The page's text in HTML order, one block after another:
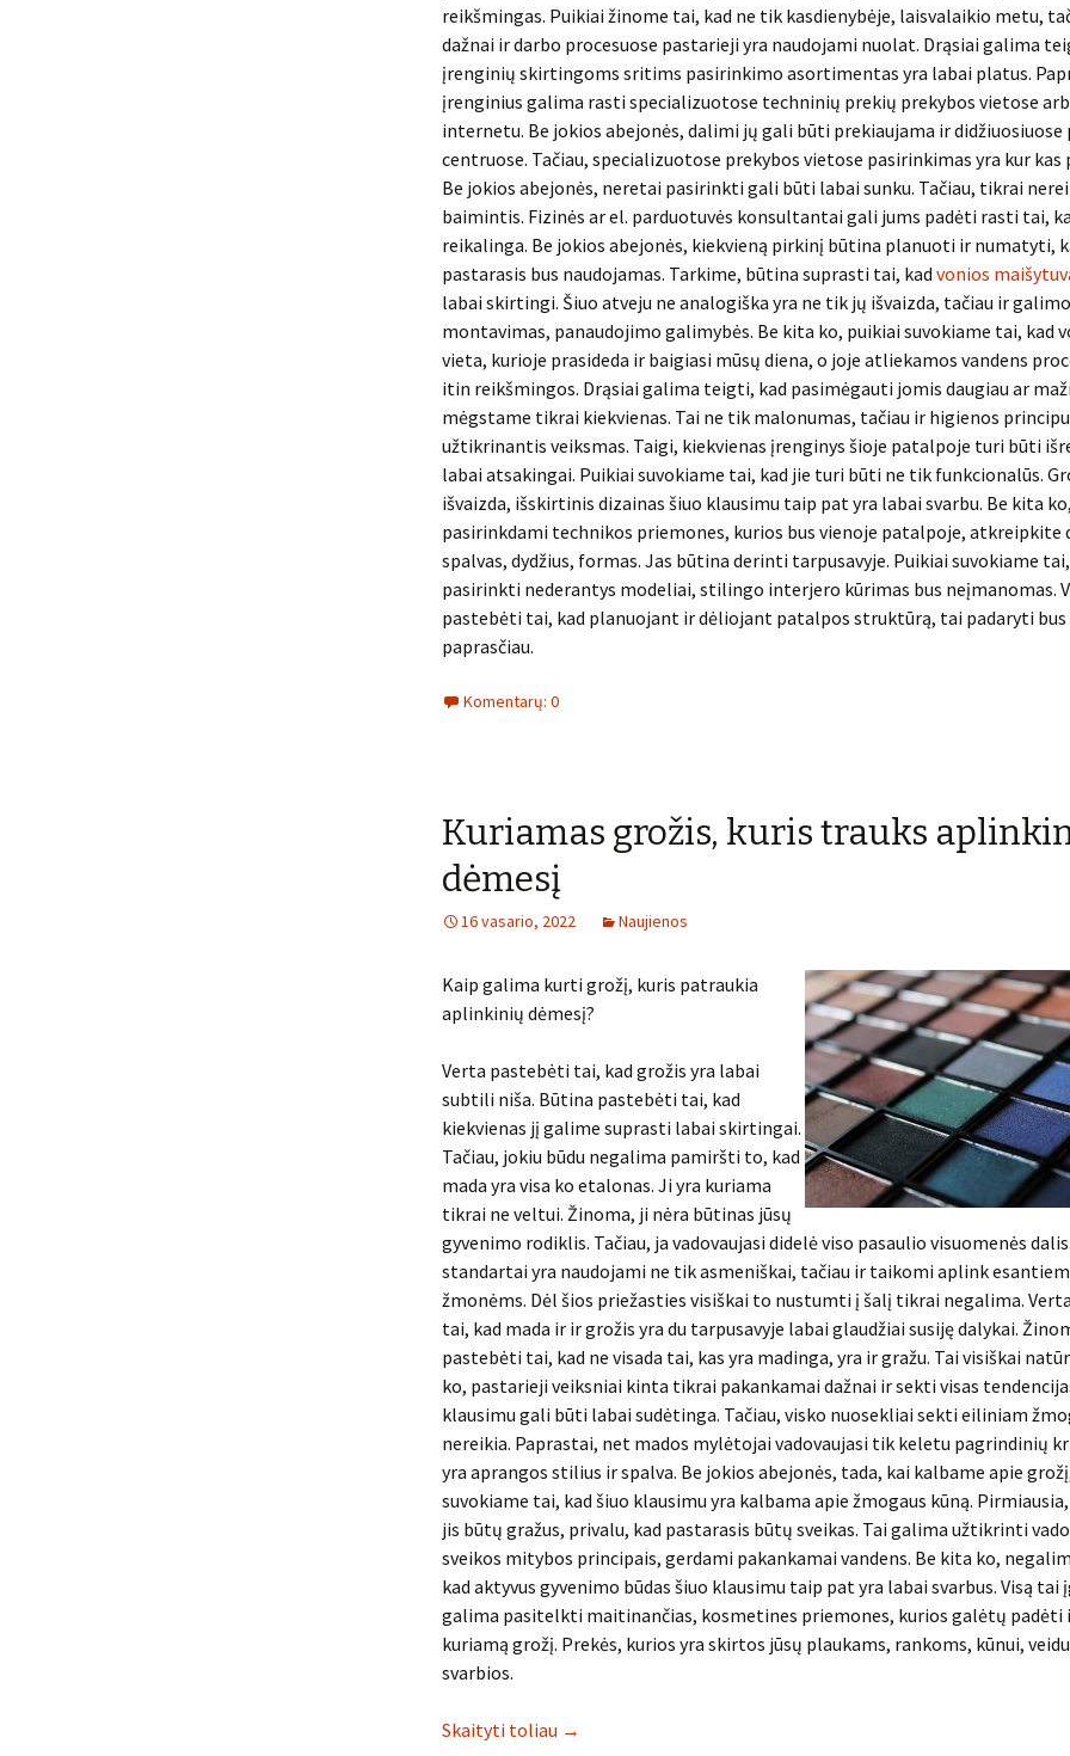
reikšmingas. Puikiai žinome tai, kad ne tik kasdienybėje, laisvalaikio metu,
dažnai ir darbo procesuose pastarieji yra naudojami nuolat. Drąsiai galima
įrenginių skirtingoms sritims pasirinkimo asortimentas yra labai platus.
įrenginius galima rasti specializuotose techninių prekių prekybos vietose
internetu. Be jokios abejonės, dalimi jų gali būti prekiaujama ir didžiuosiuose
centruose. Tačiau, specializuotose prekybos vietose pasirinkimas yra kur kas
Be jokios abejonės, neretai pasirinkti gali būti labai sunku. Tačiau, tikrai
baimintis. Fizinės ar el. parduotuvės konsultantai gali jums padėti rasti tai,
reikalinga. Be jokios abejonės, kiekvieną pirkinį būtina planuoti ir numatyti,
pastarasis bus naudojamas. Tarkime, būtina suprasti tai, kad vonios
labai skirtingi. Šiuo atveju ne analogiška yra ne tik jų išvaizda, tačiau ir
montavimas, panaudojimo galimybės. Be kita ko, puikiai suvokiame tai, kad
vieta, kurioje prasideda ir baigiasi mūsų diena, o joje atliekamos vandens
itin reikšmingos. Drąsiai galima teigti, kad pasimėgauti jomis daugiau ar
mėgstame tikrai kiekvienas. Tai ne tik malonumas, tačiau ir higienos
užtikrinantis veiksmas. Taigi, kiekvienas įrenginys šioje patalpoje turi būti
labai atsakingai. Puikiai suvokiame tai, kad jie turi būti ne tik funkcionalūs.
išvaizda, išskirtinis dizainas šiuo klausimu taip pat yra labai svarbu. Be kita
pasirinkdami technikos priemones, kurios bus vienoje patalpoje, atkreipkite
spalvas, dydžius, formas. Jas būtina derinti tarpusavyje. Puikiai suvokiame
pasirinkti nederantys modeliai, stilingo interjero kūrimas bus neįmanomas.
pastebėti tai, kad planuojant ir dėliojant patalpos struktūrą, tai padaryti bus
paprasčiau.
Komentarų: 0
Kuriamas grožis, kuris trauks
dėmesį
16 vasario, 2022 Naujienos
Kaip galima kurti grožį, kuris patraukia
aplinkinių dėmesį?
Verta pastebėti tai, kad grožis yra labai
subtili niša. Būtina pastebėti tai, kad
kiekvienas jį galime suprasti labai skirtingai.
Tačiau, jokiu būdu negalima pamiršti to, kad
mada yra visa ko etalonas. Ji yra kuriama
tikrai ne veltui. Žinoma, ji nėra būtinas jūsų
gyvenimo rodiklis. Tačiau, ja vadovaujasi didelė viso pasaulio visuomenės
standartai yra naudojami ne tik asmeniškai, tačiau ir taikomi aplink
žmonėms. Dėl šios priežasties visiškai to nustumti į šalį tikrai negalima.
tai, kad mada ir ir grožis yra du tarpusavyje labai glaudžiai susiję dalykai.
pastebėti tai, kad ne visada tai, kas yra madinga, yra ir gražu. Tai visiškai
ko, pastarieji veiksniai kinta tikrai pakankamai dažnai ir sekti visas
klausimu gali būti labai sudėtinga. Tačiau, visko nuosekliai sekti eiliniam
nereikia. Paprastai, net mados mylėtojai vadovaujasi tik keletu pagrindinių
yra aprangos stilius ir spalva. Be jokios abejonės, tada, kai kalbame apie
suvokiame tai, kad šiuo klausimu yra kalbama apie žmogaus kūną.
jis būtų gražus, privalu, kad pastarasis būtų sveikas. Tai galima užtikrinti
sveikos mitybos principais, gerdami pakankamai vandens. Be kita ko,
kad aktyvus gyvenimo būdas šiuo klausimu taip pat yra labai svarbus. Visą tai
galima pasitelkti maitinančias, kosmetines priemones, kurios galėtų padėti
kuriamą grožį. Prekės, kurios yra skirtos jūsų plaukams, rankoms, kūnui,
svarbios.
Skaityti toliau →